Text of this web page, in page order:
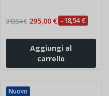
313,54 € 295,00 € -18,54 €
Aggiungi al
carrello
Nuovo